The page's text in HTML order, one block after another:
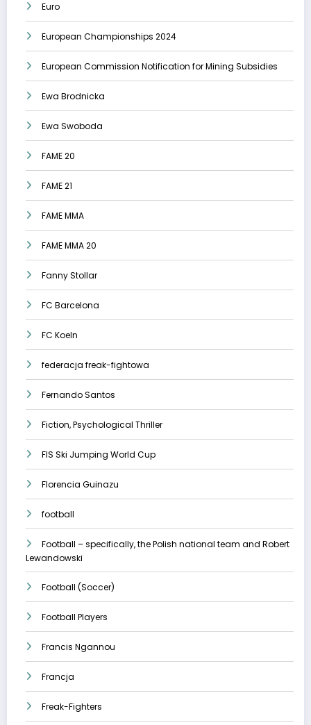
Euro
European Championships 2024
European Commission Notification for Mining Subsidies
Ewa Brodnicka
Ewa Swoboda
FAME 20
FAME 21
FAME MMA
FAME MMA 20
Fanny Stollar
FC Barcelona
FC Koeln
federacja freak-fightowa
Fernando Santos
Fiction, Psychological Thriller
FIS Ski Jumping World Cup
Florencia Guinazu
football
Football – specifically, the Polish national team and Robert
Lewandowski
Football (Soccer)
Football Players
Francis Ngannou
Francja
Freak-Fighters